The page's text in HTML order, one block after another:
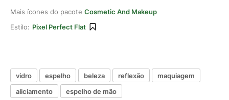
Mais ícones do pacote Cosmetic And Makeup
Estilo: Pixel Perfect Flat
vidro espelho beleza reflexão
maquiagem
aliciamento
espelho de mão